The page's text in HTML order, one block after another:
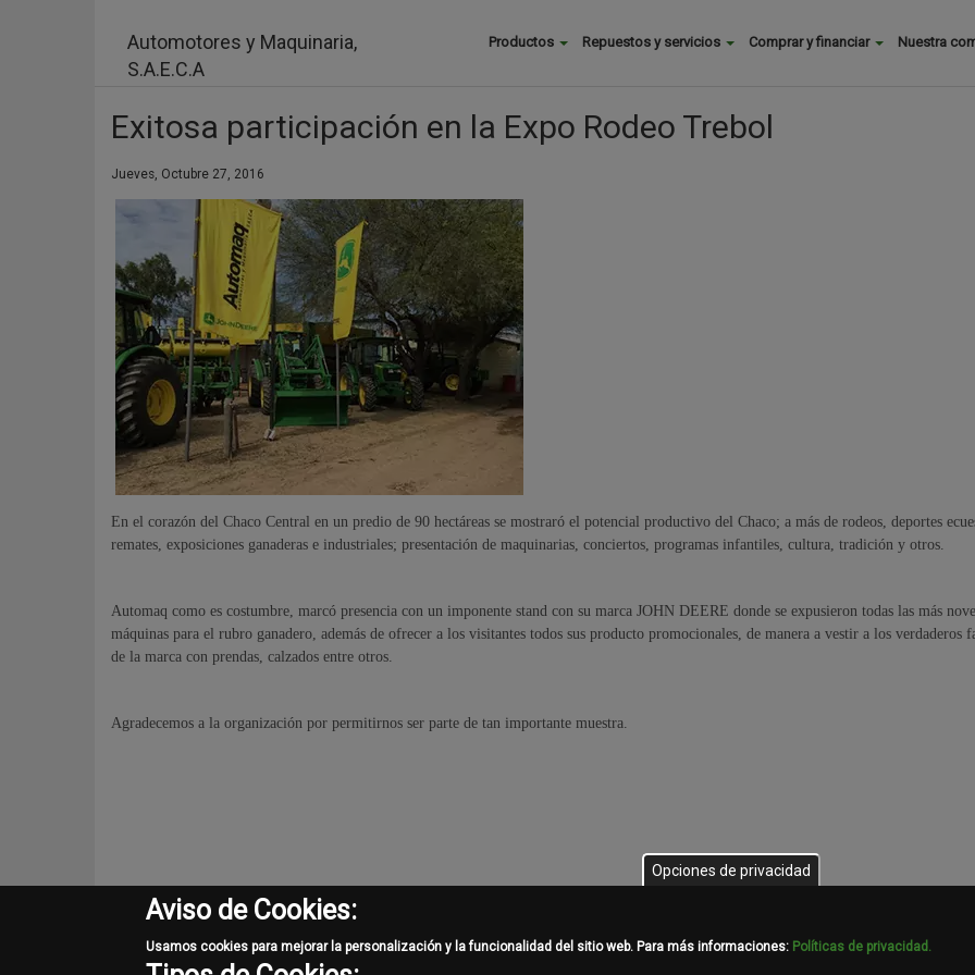
Automotores y Maquinaria,
S.A.E.C.A
Buscar
Productos Repuestos y servicios Comprar y financiar Nuestra
Exitosa participación en la Expo Rodeo Trebol
Jueves, Octubre 27, 2016
En el corazón del Chaco Central en un predio de 90 hectáreas se mostraró el potencial productivo del Chaco; a más de rodeos, deportes
remates, exposiciones ganaderas e industriales; presentación de maquinarias, conciertos, programas infantiles, cultura, tradición y otros.
Automaq como es costumbre, marcó presencia con un imponente stand con su marca JOHN DEERE donde se expusieron todas las más
máquinas para el rubro ganadero, además de ofrecer a los visitantes todos sus producto promocionales, de manera a vestir a los verdaderos
de la marca con prendas, calzados entre otros.
Agradecemos a la organización por permitirnos ser parte de tan importante muestra.
Opciones de privacidad
Aviso de Cookies:
Usamos cookies para mejorar la personalización y la funcionalidad del sitio web. Para más informaciones: Políticas de privacidad.